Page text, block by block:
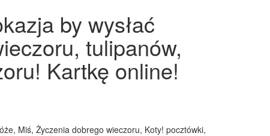
by wysłać
tulipanów,
Kartkę online!
Miś, Życzenia dobrego wieczoru, Koty! pocztówki,